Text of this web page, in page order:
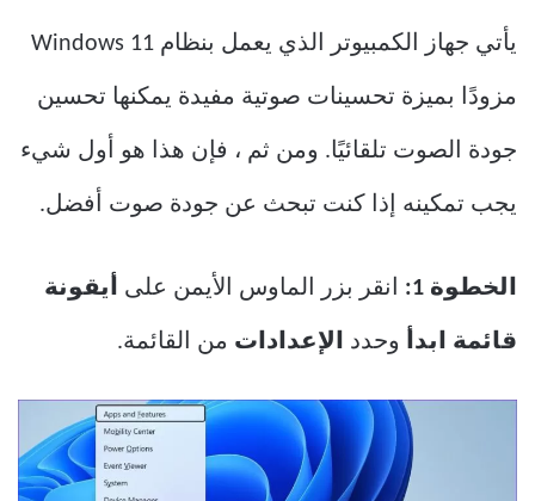
يأتي جهاز الكمبيوتر الذي يعمل بنظام Windows 11
مزودًا بميزة تحسينات صوتية مفيدة يمكنها تحسين
جودة الصوت تلقائيًا. ومن ثم ، فإن هذا هو أول شيء
يجب تمكينه إذا كنت تبحث عن جودة صوت أفضل.
الخطوة 1: انقر بزر الماوس الأيمن على أيقونة
قائمة ابدأ وحدد الإعدادات من القائمة.